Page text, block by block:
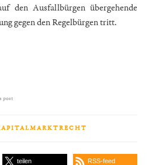
den Ausfallbürgen übergehende
gegen den Regelbürgen tritt.
post
teilen RSS-feed